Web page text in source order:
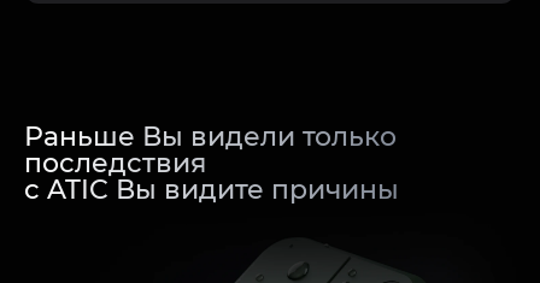
Раньше Вы видели только
последствия
с ATIC Вы видите причины